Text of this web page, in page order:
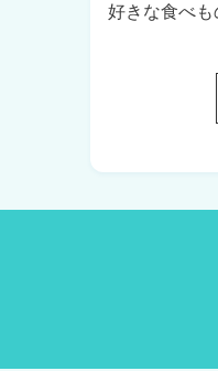
好きな食べも